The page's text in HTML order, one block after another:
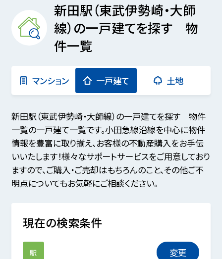
新田駅（東武伊勢崎・大師
線）の一戸建てを探す 物
件一覧
マンション 一戸建て 土地
新田駅（東武伊勢崎・大師線）の一戸建てを探す 物件
一覧の一戸建て一覧です。小田急線沿線を中心に物件
情報を豊富に取り揃え、お客様の不動産購入をお手伝
いいたします！様々なサポートサービスをご用意しており
ますので、ご購入・ご売却はもちろんのこと、その他ご不
明点についてもお気軽にご相談ください。
現在の検索条件
駅 変更